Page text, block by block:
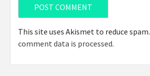
This site uses Akismet to reduce spam.
comment data is processed.